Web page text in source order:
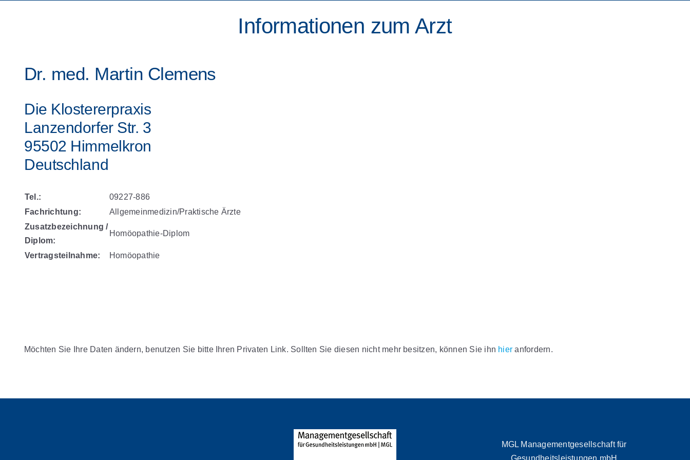
Informationen zum Arzt
Dr. med. Martin Clemens
Die Klostererpraxis
Lanzendorfer Str. 3
95502 Himmelkron
Deutschland
Tel.:
09227-886
Fachrichtung:
Allgemeinmedizin/Praktische Ärzte
Zusatzbezeichnung /
Diplom:
Homöopathie-Diplom
Vertragsteilnahme: Homöopathie
Möchten Sie Ihre Daten ändern, benutzen Sie bitte Ihren Privaten Link. Sollten Sie diesen nicht mehr besitzen, können Sie ihn hier anfordern.
MGL Managementgesellschaft für